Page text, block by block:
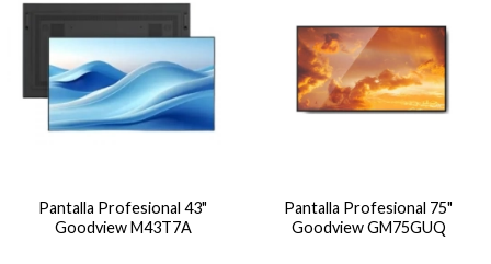
Pantalla Profesional 43"
Goodview M43T7A
Pantalla Profesional 75"
Goodview GM75GUQ